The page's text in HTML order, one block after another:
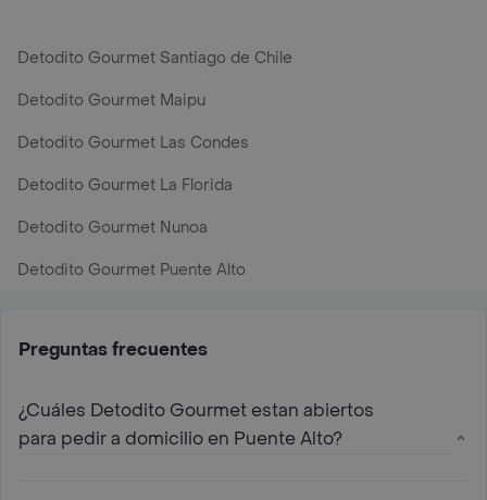
Detodito Gourmet Santiago de Chile
Detodito Gourmet Maipu
Detodito Gourmet Las Condes
Detodito Gourmet La Florida
Detodito Gourmet Nunoa
Detodito Gourmet Puente Alto
Preguntas frecuentes
¿Cuáles Detodito Gourmet estan abiertos
para pedir a domicilio en Puente Alto?